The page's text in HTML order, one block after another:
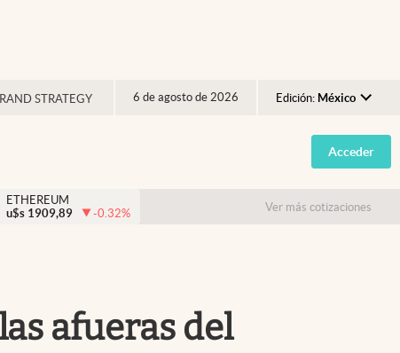
STRATEGY 6 de agosto de 2026 Edición: México
Argentina
España
USA
Acceder
ETHEREUM
u$s 1909,89 -0.32% Ver más cotizaciones
afueras del